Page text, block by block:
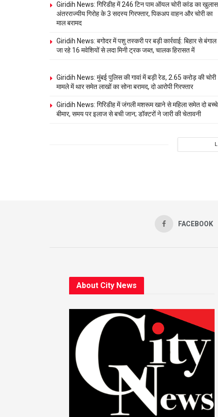
Giridih News: गिरिडीह में 246 टिन पाम ऑयल चोरी कांड का
अंतरराज्यीय गिरोह के 3 सदस्य गिरफ्तार, पिकअप वाहन और चोरी का
माल बरामद
Giridih News: बगोदर में पशु तस्करी पर बड़ी कार्रवाई: बिहार से बंगाल
जा रहे 16 मवेशियों से लदा मिनी ट्रक जब्त, चालक हिरासत में
Giridih News: मुंबई पुलिस की गावां में बड़ी रेड, 2.65 करोड़ की चोरी
मामले में थार समेत लाखों का सोना बरामद, दो आरोपी गिरफ्तार
Giridih News: गिरिडीह में जंगली मशरूम खाने से महिला समेत दो बच्चे
बीमार, समय पर इलाज से बची जान; डॉक्टरों ने जारी की चेतावनी
FACEBOOK
About City News